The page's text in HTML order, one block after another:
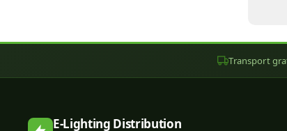
Transport
E-Lighting Distribution